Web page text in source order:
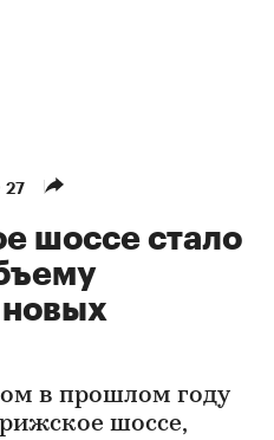
27
шоссе стало
в прошлом году
шоссе,